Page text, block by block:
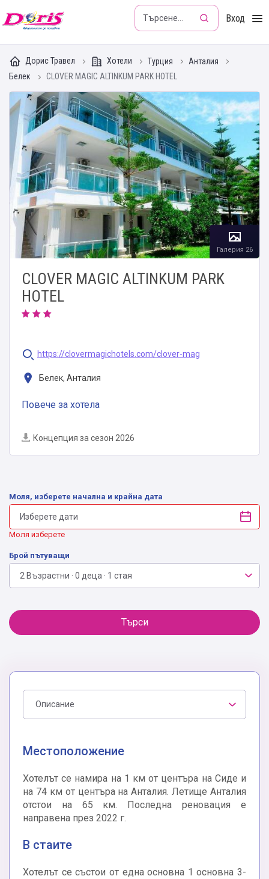
Doris - Изкушението да пътуваш Вход
Дорис Травел Хотели Турция
Анталия
Белек
CLOVER MAGIC ALTINKUM PARK HOTEL
CLOVER MAGIC ALTINKUM PARK
HOTEL
https://clovermagichotels.com/clover-mag
Белек, Анталия
Повече за хотела
Концепция за сезон 2026
Галерия 26
Моля, изберете начална и крайна дата
Моля изберете
Брой пътуващи
2 Възрастни · 0 деца · 1 стая
Търси
Описание
Местоположение
Хотелът се намира на 1 км от центъра на Сиде и
на 74 км от центъра на Анталия. Летище Анталия
отстои на 65 км. Последна реновация е
направена през 2022 г.
В стаите
Хотелът се състои от една основна 1 основна 3-